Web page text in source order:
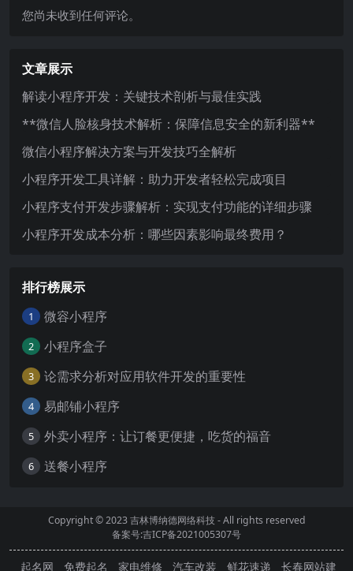
您尚未收到任何评论。
文章展示
解读小程序开发：关键技术剖析与最佳实践
**微信人脸核身技术解析：保障信息安全的新利器**
微信小程序解决方案与开发技巧全解析
小程序开发工具详解：助力开发者轻松完成项目
小程序支付开发步骤解析：实现支付功能的详细步骤
小程序开发成本分析：哪些因素影响最终费用？
排行榜展示
1 微容小程序
2 小程序盒子
3 论需求分析对应用软件开发的重要性
4 易邮铺小程序
5 外卖小程序：让订餐更便捷，吃货的福音
6 送餐小程序
Copyright © 2023吉林博纳德网络科技- All rights reserved
备案号:吉ICP备2021005307号
起名网 免费起名 家电维修 汽车改装 鲜花速递 长春网站建